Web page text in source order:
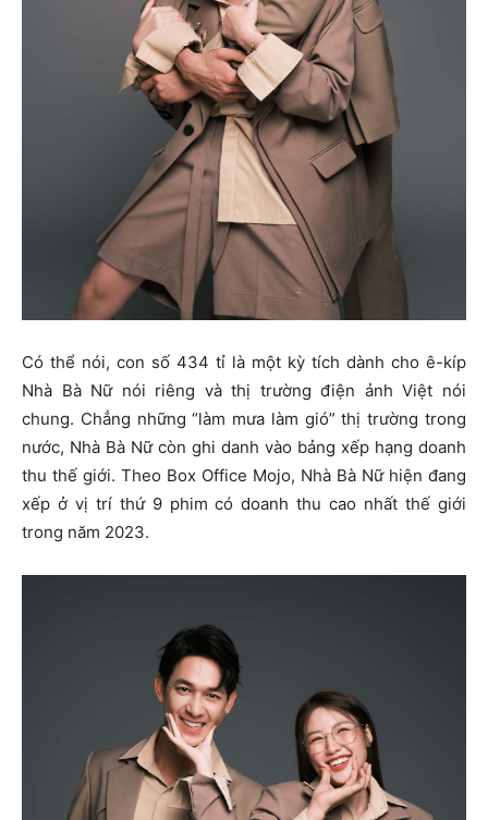
Có thể nói, con số 434 tỉ là một kỳ tích dành cho ê-kíp
Nhà Bà Nữ nói riêng và thị trường điện ảnh Việt nói
chung. Chẳng những “làm mưa làm gió” thị trường trong
nước, Nhà Bà Nữ còn ghi danh vào bảng xếp hạng doanh
thu thế giới. Theo Box Office Mojo, Nhà Bà Nữ hiện đang
xếp ở vị trí thứ 9 phim có doanh thu cao nhất thế giới
trong năm 2023.